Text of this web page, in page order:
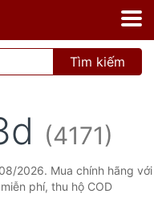
Tìm kiếm
(4171)
2026. Mua chính hãng với
phí, thu hộ COD